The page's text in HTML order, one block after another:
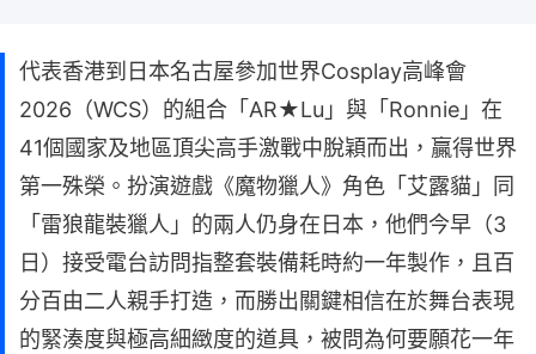
代表香港到日本名古屋參加世界Cosplay高峰會
2026（WCS）的組合「AR★Lu」與「Ronnie」在
41個國家及地區頂尖高手激戰中脫穎而出，贏得世界
第一殊榮。扮演遊戲《魔物獵人》角色「艾露貓」同
「雷狼龍裝獵人」的兩人仍身在日本，他們今早（3
日）接受電台訪問指整套裝備耗時約一年製作，且百
分百由二人親手打造，而勝出關鍵相信在於舞台表現
的緊湊度與極高細緻度的道具，被問為何要願花一年